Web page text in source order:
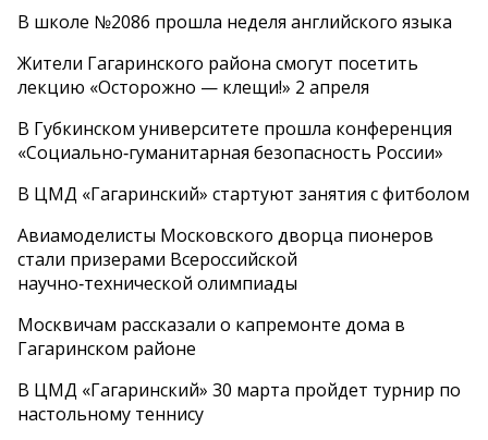
В школе №2086 прошла неделя английского языка
Жители Гагаринского района смогут посетить
лекцию «Осторожно — клещи!» 2 апреля
В Губкинском университете прошла конференция
«Социально‑гуманитарная безопасность России»
В ЦМД «Гагаринский» стартуют занятия с фитболом
Авиамоделисты Московского дворца пионеров
стали призерами Всероссийской
научно‑технической олимпиады
Москвичам рассказали о капремонте дома в
Гагаринском районе
В ЦМД «Гагаринский» 30 марта пройдет турнир по
настольному теннису